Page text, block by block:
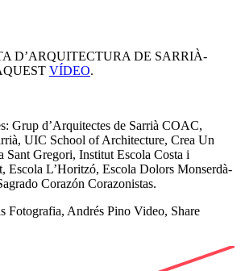
D’ARQUITECTURA DE SARRIÀ-
VÍDEO.
: Grup d’Arquitectes de Sarrià COAC,
UIC School of Architecture, Crea Un
Sant Gregori, Institut Escola Costa i
, Escola L’Horitzó, Escola Dolors Monserdà-
Corazón Corazonistas.
Fotografia, Andrés Pino Video, Share